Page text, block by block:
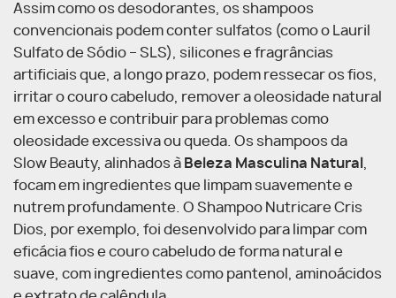
Assim como os desodorantes, os shampoos
convencionais podem conter sulfatos (como o Lauril
Sulfato de Sódio – SLS), silicones e fragrâncias
artificiais que, a longo prazo, podem ressecar os fios,
irritar o couro cabeludo, remover a oleosidade natural
em excesso e contribuir para problemas como
oleosidade excessiva ou queda. Os shampoos da
Slow Beauty, alinhados à Beleza Masculina Natural
focam em ingredientes que limpam suavemente e
nutrem profundamente. O Shampoo Nutricare Cris
Dios, por exemplo, foi desenvolvido para limpar com
eficácia fios e couro cabeludo de forma natural e
suave, com ingredientes como pantenol, aminoácidos